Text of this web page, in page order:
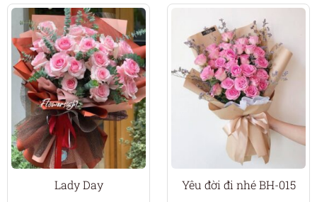
Lady Day
Yêu đời đi nhé BH-015